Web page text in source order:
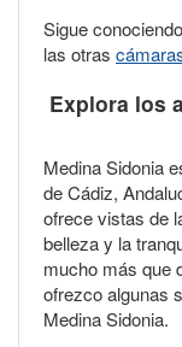
Sigue
las otras
Explora los
Medina Sidonia
de Cádiz,
ofrece vistas de
belleza y la
mucho más que
ofrezco algunas
Medina Sidonia.